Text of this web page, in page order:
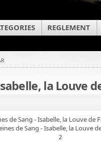
REGLEMENT
la Louve
de Sang - Isabelle, la Louve de